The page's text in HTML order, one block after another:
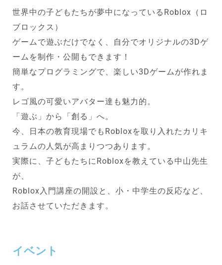
世界中の子どもたちが夢中になっているRoblox（ロ
ブロックス）
ゲームで遊ぶだけでなく、自分でオリジナルの3Dゲ
ームを制作・公開もできます！
簡単なプログラミングで、楽しい3Dゲームが作れま
す。
レゴ風の可愛いアバター達も魅力的。
「遊ぶ」から「創る」へ。
今、日本の教育現場でもRobloxを取り入れたカリキ
ュラムの人気が高まりつつあります。
実際に、子どもたちにRobloxを教えている中山先生
が、
Roblox入門講座の開設と、小・中学生の反応など、
お話させていただきます。
イベント